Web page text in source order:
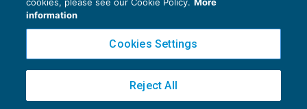
Cookie Policy
Copyright 2016 ©Gruppo Euroconference S.p.A.v2.32.4
Piazza Luigi Einaudi, 10N01 - 20124 Milano - info@ecnews.it
information
Cookies Settings
Reject All